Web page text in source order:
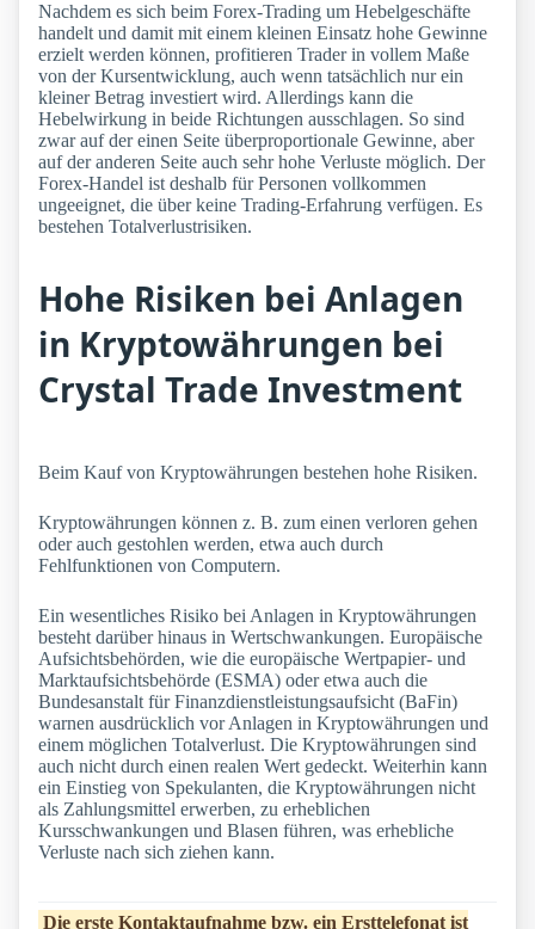
Nachdem es sich beim Forex-Trading um Hebelgeschäfte
handelt und damit mit einem kleinen Einsatz hohe Gewinne
erzielt werden können, profitieren Trader in vollem Maße
von der Kursentwicklung, auch wenn tatsächlich nur ein
kleiner Betrag investiert wird. Allerdings kann die
Hebelwirkung in beide Richtungen ausschlagen. So sind
zwar auf der einen Seite überproportionale Gewinne, aber
auf der anderen Seite auch sehr hohe Verluste möglich. Der
Forex-Handel ist deshalb für Personen vollkommen
ungeeignet, die über keine Trading-Erfahrung verfügen. Es
bestehen Totalverlustrisiken.
Hohe Risiken bei Anlagen
in Kryptowährungen bei
Crystal Trade Investment
Beim Kauf von Kryptowährungen bestehen hohe Risiken.
Kryptowährungen können z. B. zum einen verloren gehen
oder auch gestohlen werden, etwa auch durch
Fehlfunktionen von Computern.
Ein wesentliches Risiko bei Anlagen in Kryptowährungen
besteht darüber hinaus in Wertschwankungen. Europäische
Aufsichtsbehörden, wie die europäische Wertpapier- und
Marktaufsichtsbehörde (ESMA) oder etwa auch die
Bundesanstalt für Finanzdienstleistungsaufsicht (BaFin)
warnen ausdrücklich vor Anlagen in Kryptowährungen und
einem möglichen Totalverlust. Die Kryptowährungen sind
auch nicht durch einen realen Wert gedeckt. Weiterhin kann
ein Einstieg von Spekulanten, die Kryptowährungen nicht
als Zahlungsmittel erwerben, zu erheblichen
Kursschwankungen und Blasen führen, was erhebliche
Verluste nach sich ziehen kann.
Die erste Kontaktaufnahme bzw. ein Ersttelefonat ist